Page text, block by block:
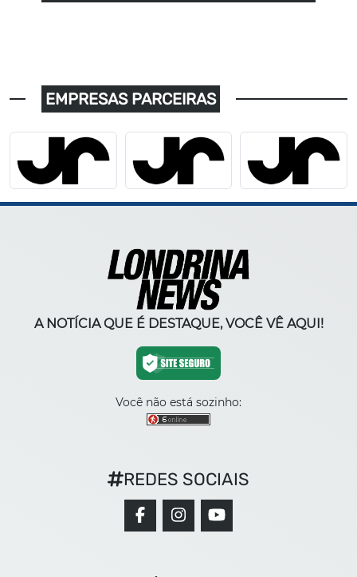
EMPRESAS PARCEIRAS
A NOTÍCIA QUE É DESTAQUE, VOCÊ VÊ AQUI!
Você não está sozinho:
REDES SOCIAIS